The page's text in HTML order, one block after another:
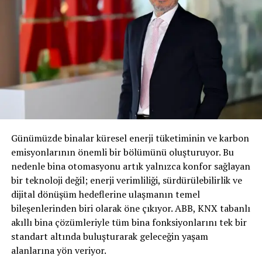
yüzde 50’sinin tamamen elektrikli otomobillerden ve
geri kalanının ise hibrit modellerden oluşmasını; 2030
yılında ise satılan tüm otomobillerin tamamen elektrikli
olmasını hedefleyen Volvo Cars için önemli bir role
sahip. Volvo Cars, C40 ile 2030 yılına kadar yalnızca tam
elektrikli otomobil satma hedefine giden yolda bir adım
daha atıyor. C40 Recharge, daha yere yakın ve daha şık
bir tasarımıyla bir Crossover’ın sağlayacağı tüm
avantajları sunuyor ve bütün otomobil kullanıcılarının
taşıyor.
Volvo Car Turkey Pazarlama, PR ve Tüketici Deneyimi
Direktörü Melike Peksel, “Yeni ve tamamen elektrikli
C40 Recharge sadece teknik özellikleriyle değil aynı
zamanda tasarımıyla da geleceğe bakış açımızın önemli
bir parçası. 2040 yılına kadar tamamen döngüsel bir iş
modeline geçmeyi planlayan bir otomobil şirketi olarak
2025 yılına kadar yeni Volvo otomobillerindeki
Günümüzde binalar küresel enerji tüketiminin ve karbon
emisyonlarının önemli bir bölümünü oluşturuyor. Bu
nedenle bina otomasyonu artık yalnızca konfor sağlayan
bir teknoloji değil; enerji verimliliği, sürdürülebilirlik ve
dijital dönüşüm hedeflerine ulaşmanın temel
bileşenlerinden biri olarak öne çıkıyor. ABB, KNX tabanlı
akıllı bina çözümleriyle tüm bina fonksiyonlarını tek bir
standart altında buluşturarak geleceğin yaşam
alanlarına yön veriyor.